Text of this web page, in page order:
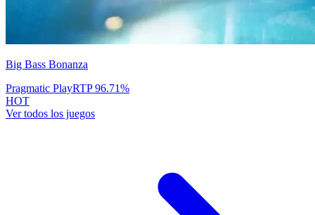
Big Bass Bonanza
Pragmatic PlayRTP96.71%
HOT
Ver todos los juegos